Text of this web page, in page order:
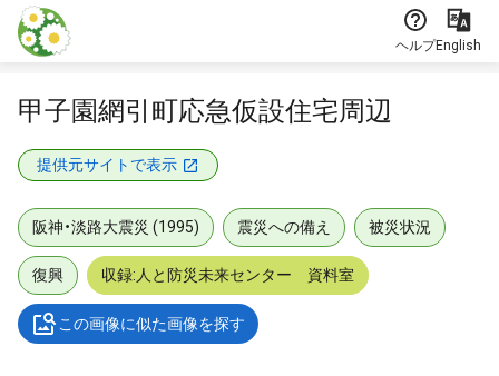
本文に飛ぶ
ヘルプEnglish
甲子園網引町応急仮設住宅周辺
提供元サイトで表示
阪神・淡路大震災 (1995) 震災への備え 被災状況
復興 収録:人と防災未来センター 資料室
この画像に似た画像を探す